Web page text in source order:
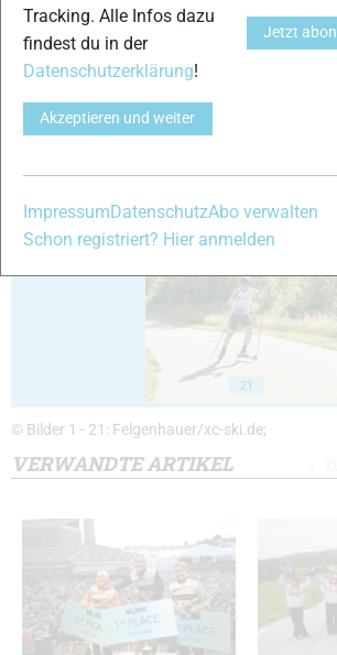
17
21
© Bilder 1 - 21: Felgenhauer/xc-ski.de;
VERWANDTE ARTIKEL
Tracking. Alle Infos dazu
findest du in der
Datenschutzerklärung!
Akzeptieren und weiter
Jetzt
Impressum DatenschutzAbo verwalten
Schon registriert? Hier anmelden